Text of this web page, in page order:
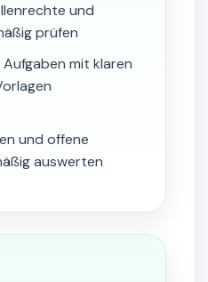
und
prüfen
mit klaren
und offene
auswerten